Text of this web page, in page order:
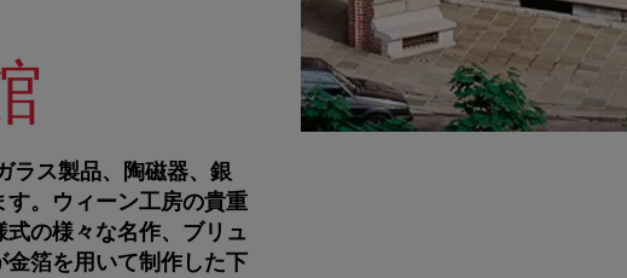
ラス製品、陶磁器、銀
。ウィーン工房の貴重
の様々な名作、ブリュ
箔を用いて制作した下